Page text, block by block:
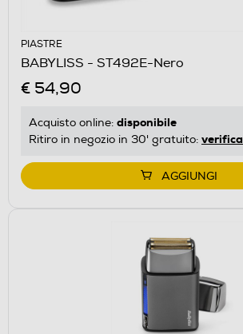
PIASTRE
BABYLISS - ST492E-Nero
€ 54,90
Acquisto online: disponibile
Ritiro in negozio in 30' gratuito: verifica
AGGIUNGI